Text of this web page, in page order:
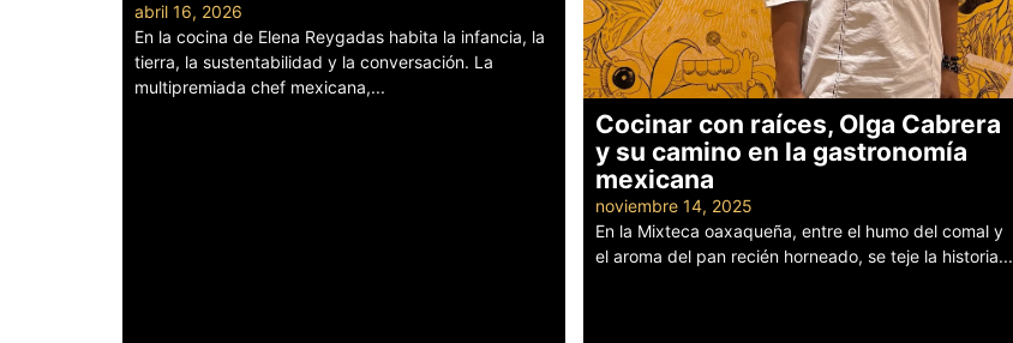
abril 16, 2026
En la cocina de Elena Reygadas habita la infancia, la
tierra, la sustentabilidad y la conversación. La
multipremiada chef mexicana,...
Cocinar con raíces, Olga Cabrera
y su camino en la gastronomía
mexicana
noviembre 14, 2025
En la Mixteca oaxaqueña, entre el humo del comal y
el aroma del pan recién horneado, se teje la historia...